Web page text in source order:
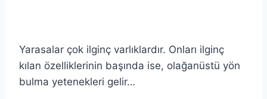
Yarasalar çok ilginç varlıklardır. Onları ilginç
kılan özelliklerinin başında ise, olağanüstü yön
bulma yetenekleri gelir…